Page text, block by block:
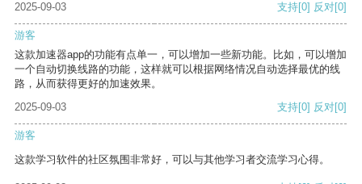
2025-09-03 支持[0] 反对[0]
游客
这款加速器app的功能有点单一，可以增加一些新功能。比如，可以增加
一个自动切换线路的功能，这样就可以根据网络情况自动选择最优的线
路，从而获得更好的加速效果。
2025-09-03
支持[0] 反对[0]
游客
这款学习软件的社区氛围非常好，可以与其他学习者交流学习心得。